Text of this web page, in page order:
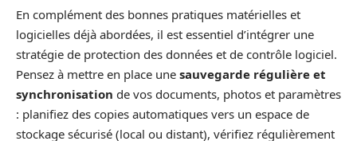
En complément des bonnes pratiques matérielles et
logicielles déjà abordées, il est essentiel d’intégrer une
stratégie de protection des données et de contrôle logiciel.
Pensez à mettre en place une sauvegarde régulière et
synchronisation de vos documents, photos et paramètres
: planifiez des copies automatiques vers un espace de
stockage sécurisé (local ou distant), vérifiez régulièrement